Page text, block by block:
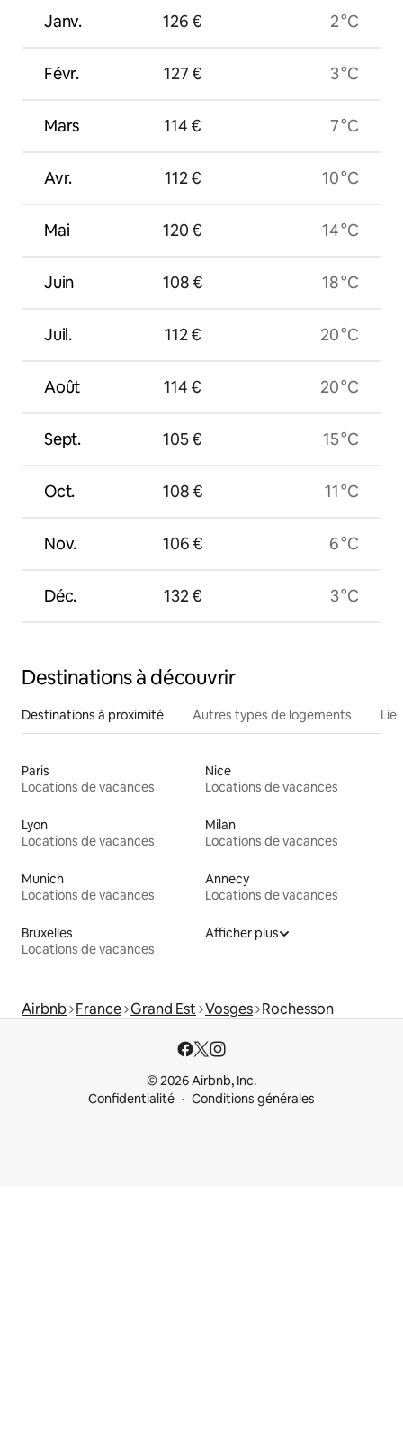
Janv.
Févr.
Mars
Avr.
Mai
Juin
Juil.
Août
Sept.
Oct.
Nov.
Déc.
126 €
127 €
114 €
112 €
120 €
108 €
112 €
114 €
105 €
108 €
106 €
132 €
2 °C
3 °C
7 °C
10 °C
14 °C
18 °C
20 °C
20 °C
15 °C
11 °C
6 °C
3 °C
Destinations à découvrir
Destinations à proximité Autres types de logements
Paris
Locations de vacances
Nice
Locations de vacances
Lyon
Locations de vacances
Milan
Locations de vacances
Munich
Locations de vacances
Annecy
Locations de vacances
Bruxelles
Locations de vacances
Afficher plus
Airbnb France Grand Est Vosges Rochesson
© 2026 Airbnb, Inc.
Confidentialité
Conditions générales